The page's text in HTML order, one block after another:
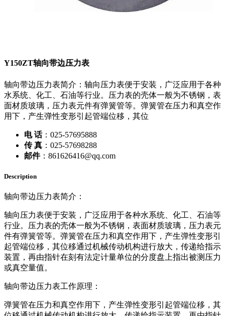
Y150ZT轴向带边压力表
轴向带边压力表简介：轴向压力表便于安装，广泛应用于各种
水系统、化工、石油等行业。压力表的壳体一般为不锈钢，表
面材质玻璃，压力表元件有弹簧管等。弹簧管在压力和真空作
用下，产生弹性变形引起管端位移，其位
电 话：025-57695888
传 真 ：025-57698288
邮件：861626416@qq.com
Description
轴向带边压力表简介：
轴向压力表便于安装，广泛应用于各种水系统、化工、石油等
行业。压力表的壳体一般为不锈钢，表面材质玻璃，压力表元
件有弹簧管等。弹簧管在压力和真空作用下，产生弹性变形引
起管端位移，其位移通过机械传动机构进行放大，传递给指示
装置，再由指针在刻有法定计量单位的分度盘上指出被测压力
或真空量值。
轴向带边压力表工作原理：
弹簧管在压力和真空作用下，产生弹性变形引起管端位移，其